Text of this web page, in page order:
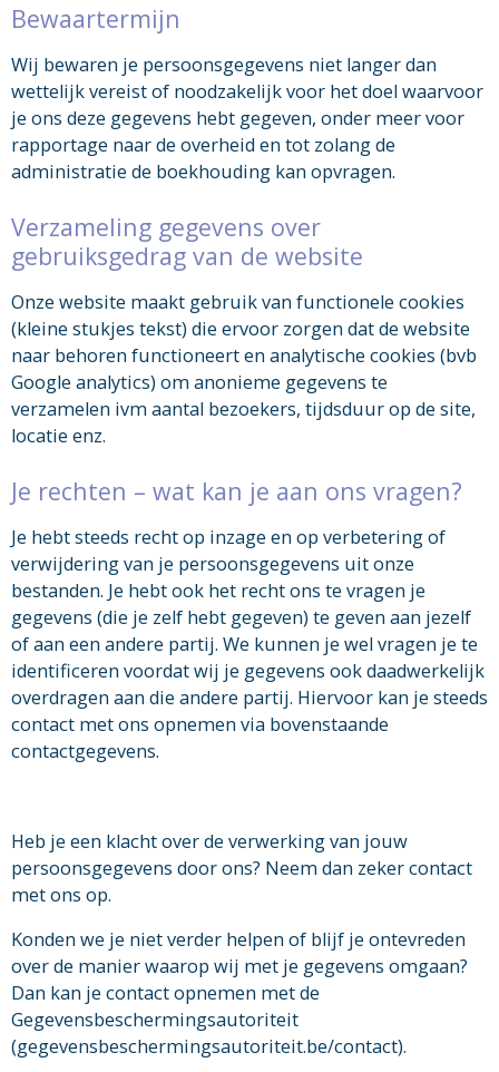
Bewaartermijn
Wij bewaren je persoonsgegevens niet langer dan
wettelijk vereist of noodzakelijk voor het doel waarvoor
je ons deze gegevens hebt gegeven, onder meer voor
rapportage naar de overheid en tot zolang de
administratie de boekhouding kan opvragen.
Verzameling gegevens over
gebruiksgedrag van de website
Onze website maakt gebruik van functionele cookies
(kleine stukjes tekst) die ervoor zorgen dat de website
naar behoren functioneert en analytische cookies (bvb
Google analytics) om anonieme gegevens te
verzamelen ivm aantal bezoekers, tijdsduur op de site,
locatie enz.
Je rechten – wat kan je aan ons vragen?
Je hebt steeds recht op inzage en op verbetering of
verwijdering van je persoonsgegevens uit onze
bestanden. Je hebt ook het recht ons te vragen je
gegevens (die je zelf hebt gegeven) te geven aan jezelf
of aan een andere partij. We kunnen je wel vragen je te
identificeren voordat wij je gegevens ook daadwerkelijk
overdragen aan die andere partij. Hiervoor kan je steeds
contact met ons opnemen via bovenstaande
contactgegevens.
Heb je een klacht over de verwerking van jouw
persoonsgegevens door ons? Neem dan zeker contact
met ons op.
Konden we je niet verder helpen of blijf je ontevreden
over de manier waarop wij met je gegevens omgaan?
Dan kan je contact opnemen met de
Gegevensbeschermingsautoriteit
(gegevensbeschermingsautoriteit.be/contact).